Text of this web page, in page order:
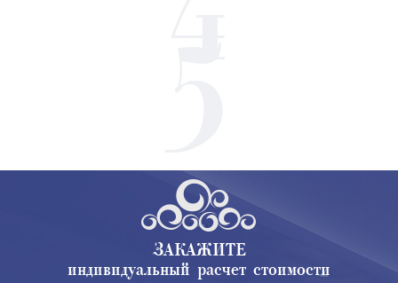
ЗАКАЖИТЕ
индивидуальный расчет стоимости